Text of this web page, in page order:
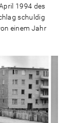
1994 des
schuldig
einem Jahr